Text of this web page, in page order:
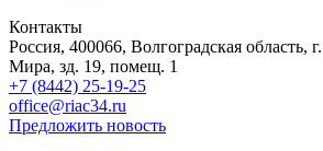
Контакты
Россия, 400066, Волгоградская область,
Мира, зд. 19, помещ. 1
+7 (8442) 25-19-25
office@riac34.ru
Предложить новость